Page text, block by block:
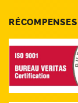
RÉCOMPENSES